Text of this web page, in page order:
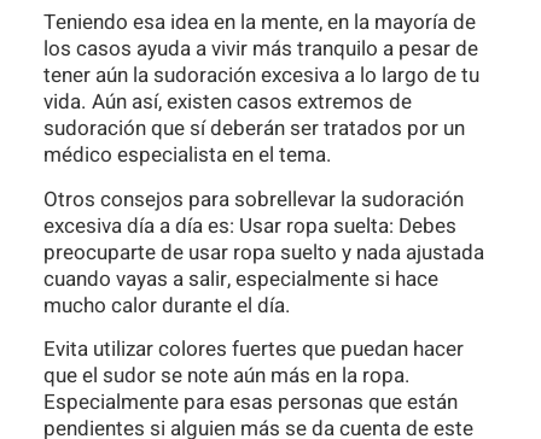
Teniendo esa idea en la mente, en la mayoría de
los casos ayuda a vivir más tranquilo a pesar de
tener aún la sudoración excesiva a lo largo de tu
vida. Aún así, existen casos extremos de
sudoración que sí deberán ser tratados por un
médico especialista en el tema.
Otros consejos para sobrellevar la sudoración
excesiva día a día es: Usar ropa suelta: Debes
preocuparte de usar ropa suelto y nada ajustada
cuando vayas a salir, especialmente si hace
mucho calor durante el día.
Evita utilizar colores fuertes que puedan hacer
que el sudor se note aún más en la ropa.
Especialmente para esas personas que están
pendientes si alguien más se da cuenta de este